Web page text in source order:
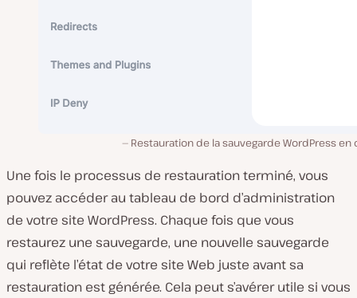
Restauration de la sauvegarde WordPress en
Une fois le processus de restauration terminé, vous
pouvez accéder au tableau de bord d’administration
de votre site WordPress. Chaque fois que vous
restaurez une sauvegarde, une nouvelle sauvegarde
qui reflète l’état de votre site Web juste avant sa
restauration est générée. Cela peut s’avérer utile si vous